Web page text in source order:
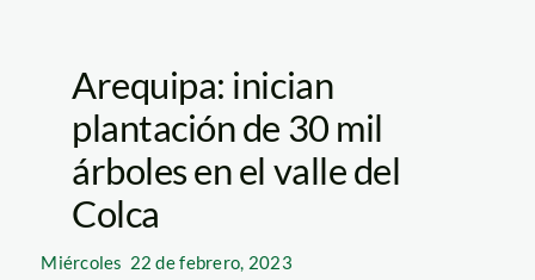
Arequipa: inician
plantación de 30 mil
árboles en el valle del
Colca
Miércoles 22 de febrero, 2023